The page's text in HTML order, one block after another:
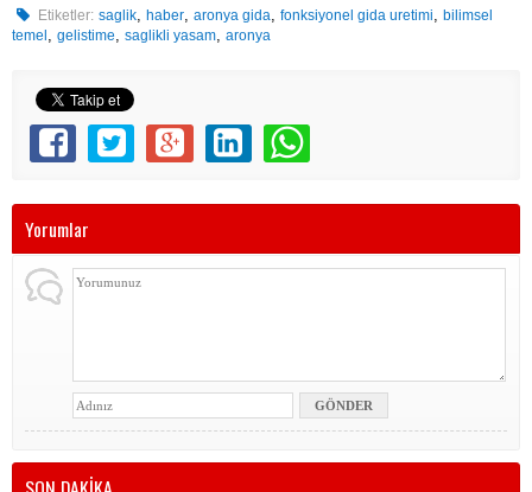
Etiketler: saglik,haber,aronya gida,fonksiyonel gida uretimi,bilimsel
temel , gelistime, saglikli yasam, aronya
Yorumlar